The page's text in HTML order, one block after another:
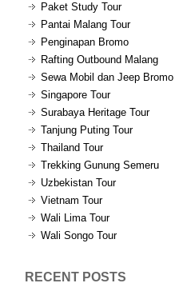
Paket Study Tour
Pantai Malang Tour
Penginapan Bromo
Rafting Outbound Malang
Sewa Mobil dan Jeep Bromo
Singapore Tour
Surabaya Heritage Tour
Tanjung Puting Tour
Thailand Tour
Trekking Gunung Semeru
Uzbekistan Tour
Vietnam Tour
Wali Lima Tour
Wali Songo Tour
RECENT POSTS